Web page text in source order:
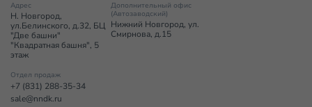
Адрес
Н. Новгород,
ул.Белинского, д.32, БЦ
"Две башни"
"Квадратная башня", 5
этаж
Дополнительный офис
(Автозаводский)
Нижний Новгород, ул.
Смирнова, д.15
Отдел продаж
+7 (831) 288-35-34
sale@nndk.ru